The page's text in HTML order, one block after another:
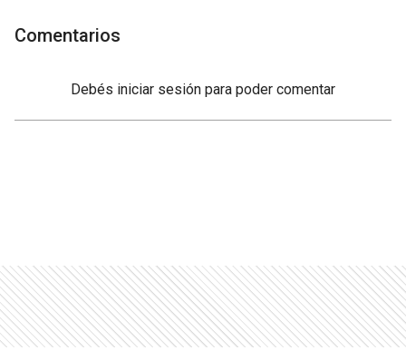
Comentarios
Debés iniciar sesión para poder comentar